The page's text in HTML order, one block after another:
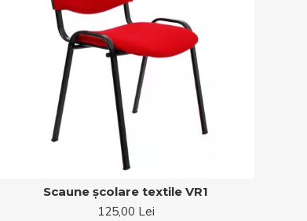
Scaune școlare textile VR1
125,00 Lei